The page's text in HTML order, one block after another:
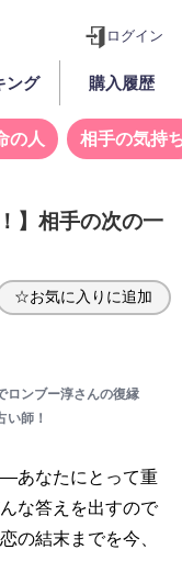
ログイン
ング 購入履歴
の人 相手の気持
】相手の次の一
☆お気に入りに追加
ロンブー淳さんの復縁
い師！
あなたにとって重
な答えを出すので
の結末までを今、